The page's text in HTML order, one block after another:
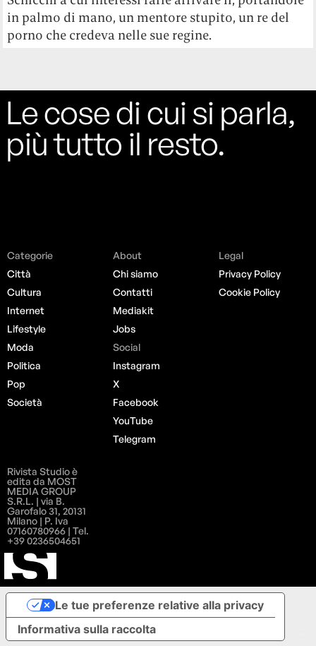
in palmo di mano, un mentore stupito, un re del
porno che credeva nelle sue regine.
Le cose di cui si parla,
più tutto il resto.
Categorie
Città
Cultura
Internet
Lifestyle
Moda
Politica
Pop
Società
About
Chi siamo
Contatti
Mediakit
Jobs
Social
Instagram
X
Facebook
YouTube
Telegram
Legal
Privacy Policy
Cookie Policy
Rivista Studio è
edita da MOST
MEDIA GROUP
S.R.L. | via B.
Garofalo 31, 20131
Milano | P. Iva
07160780966 | Tel.
+39 0236504651
Informativa sulla raccolta
Le tue preferenze relative alla privacy